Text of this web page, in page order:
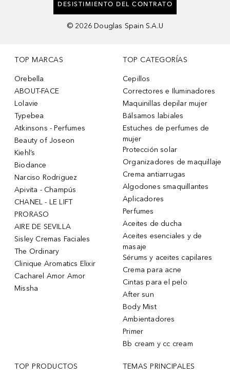
DESISTIMIENTO DEL CONTRATO
© 2026 Douglas Spain S.A.U
TOP MARCAS
Orebella
ABOUT-FACE
Lolavie
Typebea
Atkinsons - Perfumes
Beauty of Joseon
Kiehl’s
Biodance
Narciso Rodriguez
Apivita - Champús
CHANEL - LE LIFT
PRORASO
AIRE DE SEVILLA
Sisley Cremas Faciales
The Ordinary
Clinique Aromatics Elixir
Cacharel Amor Amor
Missha
TOP CATEGORÍAS
Cepillos
Correctores e Iluminadores
Maquinillas depilar mujer
Bálsamos labiales
Estuches de perfumes de
mujer
Protección solar
Organizadores de maquillaje
Crema antiarrugas
Algodones smaquillantes
Aplicadores
Perfumes
Aceites de ducha
Aceites esenciales y de
masaje
Sérums y aceites capilares
Crema para acne
Cintas para el pelo
After sun
Body Mist
Ambientadores
Primer
Bb cream y cc cream
TOP PRODUCTOS TEMAS PRINCIPALES